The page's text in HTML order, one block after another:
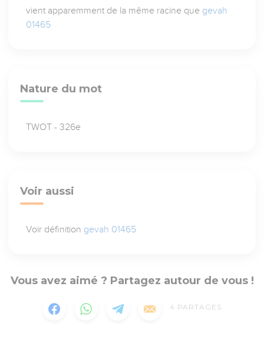
vient apparemment de la même racine que gevah
01465
Nature du mot
TWOT - 326e
Voir aussi
Voir définition gevah 01465
Vous avez aimé ? Partagez autour de vous !
4 PARTAGES